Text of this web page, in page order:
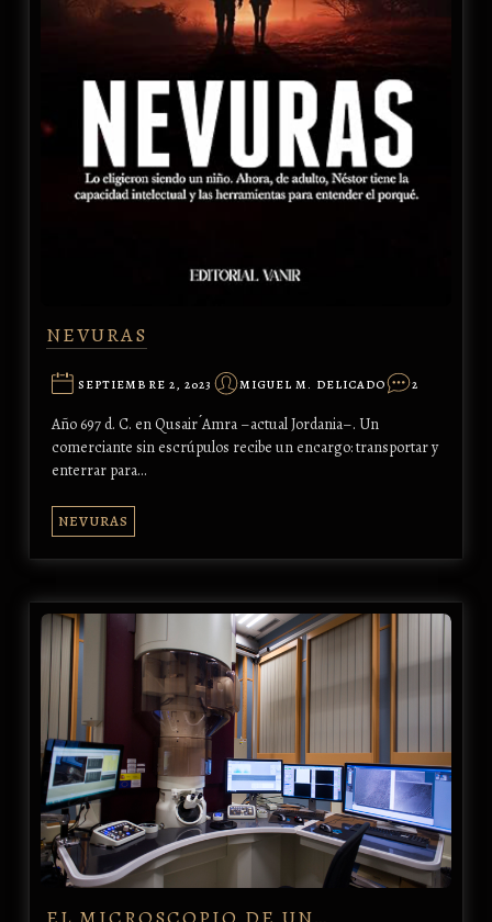
NEVURAS
SEPTIEMBRE 2, 2023 MIGUEL M. DELICADO 2
Año 697 d. C. en Qusair ́Amra –actual Jordania–. Un
comerciante sin escrúpulos recibe un encargo: transportar y
enterrar para…
NEVURAS